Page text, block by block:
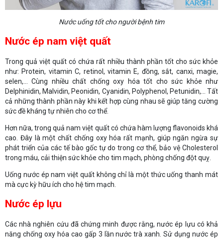
Nước uống tốt cho người bệnh tim
Nước ép nam việt quất
Trong quả việt quất có chứa rất nhiều thành phần tốt cho sức khỏe
như: Protein, vitamin C, retinol, vitamin E, đồng, sắt, canxi, magie,
selen,... Cùng nhiều chất chống oxy hóa tốt cho sức khỏe như
Delphinidin, Malvidin, Peonidin, Cyanidin, Polyphenol, Petunidin,... Tất
cả những thành phần này khi kết hợp cùng nhau sẽ giúp tăng cường
sức đề kháng tự nhiên cho cơ thể.
Hơn nữa, trong quả nam việt quất có chứa hàm lượng flavonoids khá
cao. Đây là một chất chống oxy hóa rất mạnh, giúp ngăn ngừa sự
phát triển của các tế bào gốc tự do trong cơ thể, bảo vệ Cholesterol
trong máu, cải thiện sức khỏe cho tim mạch, phòng chống đột quỵ.
Uống nước ép nam việt quất không chỉ là một thức uống thanh mát
mà cực kỳ hữu ích cho hệ tim mạch.
Nước ép lựu
Các nhà nghiên cứu đã chứng minh được rằng, nước ép lựu có khả
năng chống oxy hóa cao gấp 3 lần nước trà xanh. Sử dụng nước ép